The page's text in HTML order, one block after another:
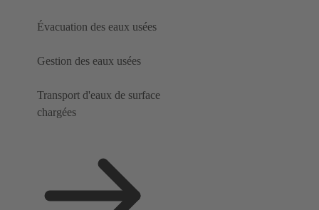
Évacuation des eaux usées
Gestion des eaux usées
Transport d'eaux de surface
chargées